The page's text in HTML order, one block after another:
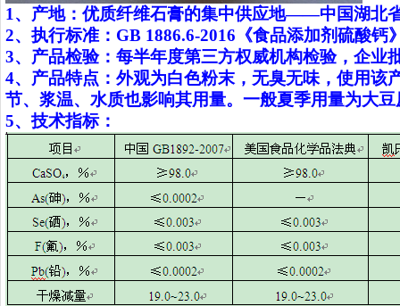
1 、产地：优质纤维石膏的集中供应地——中国湖北
2、执行标准： GB 1886.6-2016 《食品添加剂硫酸钙
3、产品检验：每半年度第三方权威机构检验，企
4、产品特点：外观为白色粉末，无臭无味，使用
节、浆温、水质也影响其用量。一般夏季用量为大
5、技术指标：